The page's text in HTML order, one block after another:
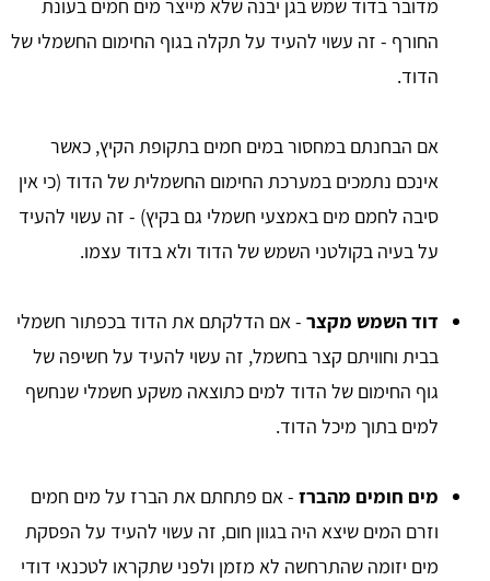
מדובר בדוד שמש בגן יבנה שלא מייצר מים חמים בעונת
החורף - זה עשוי להעיד על תקלה בגוף החימום החשמלי של
הדוד.
אם הבחנתם במחסור במים חמים בתקופת הקיץ, כאשר
אינכם נתמכים במערכת החימום החשמלית של הדוד (כי אין
סיבה לחמם מים באמצעי חשמלי גם בקיץ) - זה עשוי להעיד
על בעיה בקולטני השמש של הדוד ולא בדוד עצמו.
דוד השמש מקצר - אם הדלקתם את הדוד בכפתור חשמלי
בבית וחוויתם קצר בחשמל, זה עשוי להעיד על חשיפה של
גוף החימום של הדוד למים כתוצאה משקע חשמלי שנחשף
למים בתוך מיכל הדוד.
מים חומים מהברז - אם פתחתם את הברז על מים חמים
וזרם המים שיצא היה בגוון חום, זה עשוי להעיד על הפסקת
מים יזומה שהתרחשה לא מזמן ולפני שתקראו לטכנאי דודי